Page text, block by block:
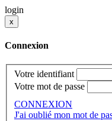
login
x
Connexion
Votre identifiant
Votre mot de passe
CONNEXION
J'ai oublié mon mot de